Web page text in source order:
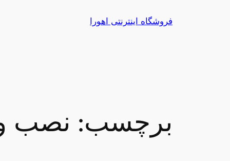
فروشگاه اینترنتی اهورا
برچسب: نصب